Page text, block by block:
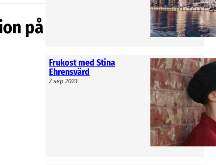
på
Frukost med Stina
Ehrensvärd
7 sep 2023